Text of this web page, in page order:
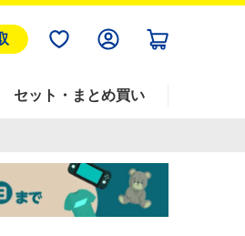
セット・まとめ買い